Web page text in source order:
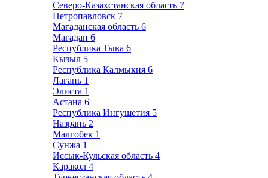
Северо-Казахстанская область 7
Петропавловск 7
Магаданская область 6
Магадан 6
Республика Тыва 6
Кызыл 5
Республика Калмыкия 6
Лагань 1
Элиста 1
Астана 6
Республика Ингушетия 5
Назрань 2
Малгобек 1
Сунжа 1
Иссык-Кульская область 4
Каракол 4